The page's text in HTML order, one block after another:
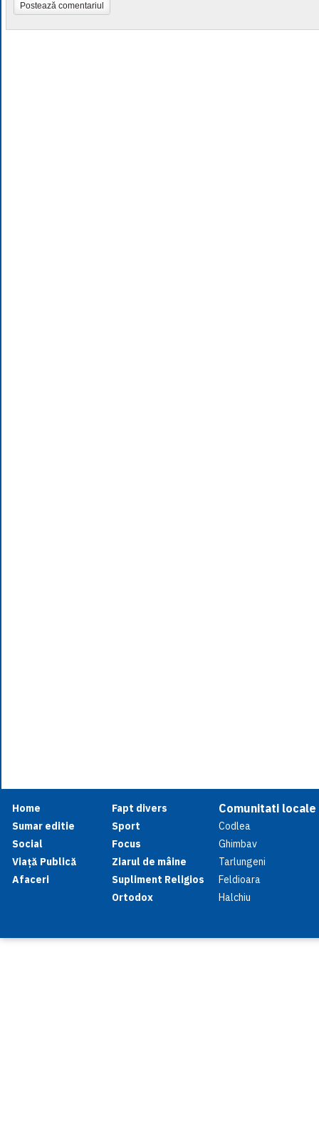
Postează comentariul
Home
Sumar editie
Social
Viață Publică
Afaceri
Fapt divers
Sport
Focus
Ziarul de mâine
Supliment Religios
Ortodox
Comunitati locale
Codlea
Ghimbav
Tarlungeni
Feldioara
Halchiu